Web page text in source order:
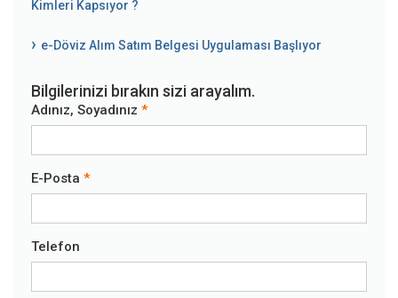
Kimleri Kapsıyor ?
e-Döviz Alım Satım Belgesi Uygulaması Başlıyor
Bilgilerinizi bırakın sizi arayalım.
Adınız, Soyadınız
E-Posta
Telefon